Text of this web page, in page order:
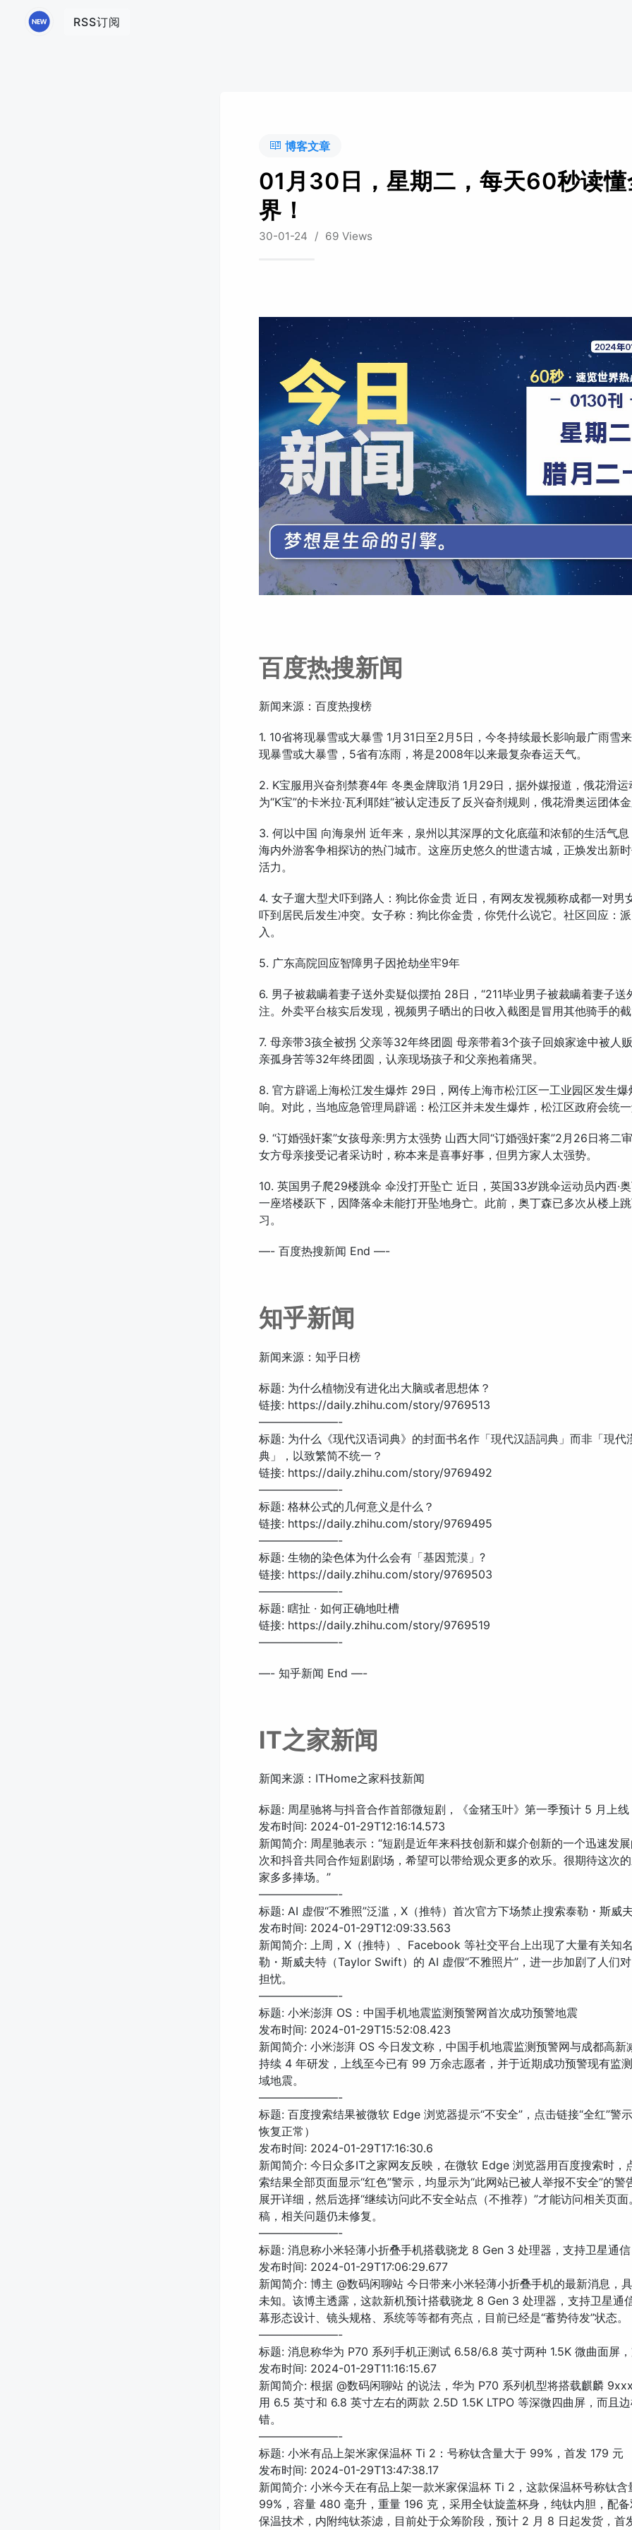
RSS订阅
博客文章
01月30日，星期二，每天60秒读懂
界！
30-01-24 / 69 Views
百度热搜新闻
新闻来源：百度热搜榜
1. 10省将现暴雪或大暴雪 1月31日至2月5日，今冬持续最长影响最广雨雪
现暴雪或大暴雪，5省有冻雨，将是2008年以来最复杂春运天气。
2. K宝服用兴奋剂禁赛4年 冬奥金牌取消 1月29日，据外媒报道，俄花滑运
为“K宝”的卡米拉·瓦利耶娃“被认定违反了反兴奋剂规则，俄花滑奥运团体
3. 何以中国 向海泉州 近年来，泉州以其深厚的文化底蕴和浓郁的生活气
海内外游客争相探访的热门城市。这座历史悠久的世遗古城，正焕发出新
活力。
4. 女子遛大型犬吓到路人：狗比你金贵 近日，有网友发视频称成都一对男
吓到居民后发生冲突。女子称：狗比你金贵，你凭什么说它。社区回应：
入。
5. 广东高院回应智障男子因抢劫坐牢9年
6. 男子被裁瞒着妻子送外卖疑似摆拍 28日，“211毕业男子被裁瞒着妻子送
注。外卖平台核实后发现，视频男子晒出的日收入截图是冒用其他骑手的
7. 母亲带3孩全被拐 父亲等32年终团圆 母亲带着3个孩子回娘家途中被人
亲孤身苦等32年终团圆，认亲现场孩子和父亲抱着痛哭。
8. 官方辟谣上海松江发生爆炸 29日，网传上海市松江区一工业园区发生爆
响。对此，当地应急管理局辟谣：松江区并未发生爆炸，松江区政府会统
9. “订婚强奸案”女孩母亲:男方太强势 山西大同“订婚强奸案”2月26日将二
女方母亲接受记者采访时，称本来是喜事好事，但男方家人太强势。
10. 英国男子爬29楼跳伞 伞没打开坠亡 近日，英国33岁跳伞运动员内西·
一座塔楼跃下，因降落伞未能打开坠地身亡。此前，奥丁森已多次从楼上
习。
—- 百度热搜新闻 End —-
知乎新闻
新闻来源：知乎日榜
标题: 为什么植物没有进化出大脑或者思想体？
链接: https://daily.zhihu.com/story/9769513
———————-
标题: 为什么《现代汉语词典》的封面书名作「現代汉語詞典」而非「現代
典」，以致繁简不统一？
链接: https://daily.zhihu.com/story/9769492
———————-
标题: 格林公式的几何意义是什么？
链接: https://daily.zhihu.com/story/9769495
———————-
标题: 生物的染色体为什么会有「基因荒漠」?
链接: https://daily.zhihu.com/story/9769503
———————-
标题: 瞎扯 · 如何正确地吐槽
链接: https://daily.zhihu.com/story/9769519
———————-
—- 知乎新闻 End —-
IT之家新闻
新闻来源：ITHome之家科技新闻
标题: 周星驰将与抖音合作首部微短剧，《金猪玉叶》第一季预计 5 月上线
发布时间: 2024-01-29T12:16:14.573
新闻简介: 周星驰表示：“短剧是近年来科技创新和媒介创新的一个迅速发
次和抖音共同合作短剧剧场，希望可以带给观众更多的欢乐。很期待这次
家多多捧场。”
———————-
标题: AI 虚假“不雅照”泛滥，X（推特）首次官方下场禁止搜索泰勒・斯威
发布时间: 2024-01-29T12:09:33.563
新闻简介: 上周，X（推特）、Facebook 等社交平台上出现了大量有关知
勒・斯威夫特（Taylor Swift）的 AI 虚假“不雅照片”，进一步加剧了人们
担忧。
———————-
标题: 小米澎湃 OS：中国手机地震监测预警网首次成功预警地震
发布时间: 2024-01-29T15:52:08.423
新闻简介: 小米澎湃 OS 今日发文称，中国手机地震监测预警网与成都高新
持续 4 年研发，上线至今已有 99 万余志愿者，并于近期成功预警现有监
域地震。
———————-
标题: 百度搜索结果被微软 Edge 浏览器提示“不安全”，点击链接“全红”警
恢复正常）
发布时间: 2024-01-29T17:16:30.6
新闻简介: 今日众多IT之家网友反映，在微软 Edge 浏览器用百度搜索时，
索结果全部页面显示“红色”警示，均显示为“此网站已被人举报不安全”的警
展开详细，然后选择“继续访问此不安全站点（不推荐）”才能访问相关页
稿，相关问题仍未修复。
———————-
标题: 消息称小米轻薄小折叠手机搭载骁龙 8 Gen 3 处理器，支持卫星通信
发布时间: 2024-01-29T17:06:29.677
新闻简介: 博主 @数码闲聊站 今日带来小米轻薄小折叠手机的最新消息，
未知。该博主透露，这款新机预计搭载骁龙 8 Gen 3 处理器，支持卫星通
幕形态设计、镜头规格、系统等等都有亮点，目前已经是“蓄势待发”状态。
———————-
标题: 消息称华为 P70 系列手机正测试 6.58/6.8 英寸两种 1.5K 微曲面屏
发布时间: 2024-01-29T11:16:15.67
新闻简介: 根据 @数码闲聊站 的说法，华为 P70 系列机型将搭载麒麟
用 6.5 英寸和 6.8 英寸左右的两款 2.5D 1.5K LTPO 等深微四曲屏，而且
错。
———————-
标题: 小米有品上架米家保温杯 Ti 2：号称钛含量大于 99%，首发 179 元
发布时间: 2024-01-29T13:47:38.17
新闻简介: 小米今天在有品上架一款米家保温杯 Ti 2，这款保温杯号称钛含
99%，容量 480 毫升，重量 196 克，采用全钛旋盖杯身，纯钛内胆，配
保温技术，内附纯钛茶滤，目前处于众筹阶段，预计 2 月 8 日起发货，首